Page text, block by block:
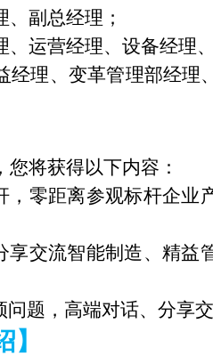
副总经理；
、运营经理、设备经理
经理、变革管理部经理
将获得以下内容：
，零距离参观标杆企业
享交流智能制造、精益
问题，高端对话、分享
】